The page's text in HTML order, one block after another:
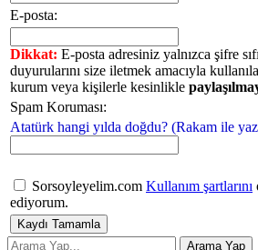
E-posta:
Dikkat: E-posta adresiniz yalnızca şifre
duyurularını size iletmek amacıyla
kurum veya kişilerle kesinlikle
Spam Koruması:
Atatürk hangi yılda doğdu? (Rakam ile
Sorsoyleyelim.com Kullanım şartlarını
ediyorum.